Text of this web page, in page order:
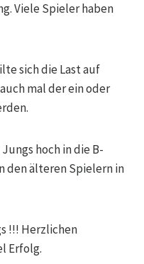
Viele Spieler haben
sich die Last auf
mal der ein oder
hoch in die B-
den älteren Spielern in
!!! Herzlichen
Erfolg.